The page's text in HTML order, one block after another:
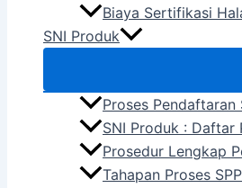
Biaya Sertifikasi
SNI Produk
Proses Pendaftaran
SNI Produk : Daftar
Prosedur Lengkap
Tahapan Proses